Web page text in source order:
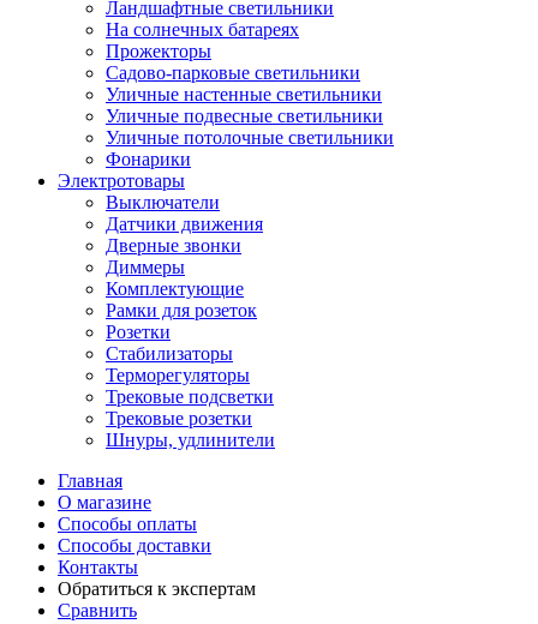
Ландшафтные светильники
На солнечных батареях
Прожекторы
Садово-парковые светильники
Уличные настенные светильники
Уличные подвесные светильники
Уличные потолочные светильники
Фонарики
Электротовары
Выключатели
Датчики движения
Дверные звонки
Диммеры
Комплектующие
Рамки для розеток
Розетки
Стабилизаторы
Терморегуляторы
Трековые подсветки
Трековые розетки
Шнуры, удлинители
Главная
О магазине
Способы оплаты
Способы доставки
Контакты
Обратиться к экспертам
Сравнить